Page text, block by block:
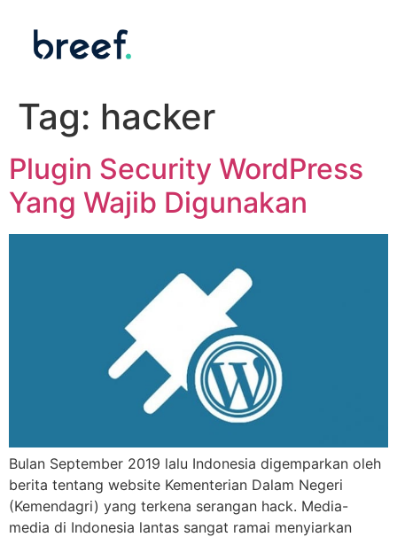
Tag: hacker
Plugin Security WordPress
Yang Wajib Digunakan
Bulan September 2019 lalu Indonesia digemparkan oleh
berita tentang website Kementerian Dalam Negeri
(Kemendagri) yang terkena serangan hack. Media-
media di Indonesia lantas sangat ramai menyiarkan